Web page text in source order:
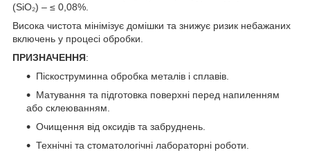
(SiO₂) – ≤ 0,08%.
Висока чистота мінімізує домішки та знижує ризик небажаних
включень у процесі обробки.
ПРИЗНАЧЕННЯ:
Піскоструминна обробка металів і сплавів.
Матування та підготовка поверхні перед напиленням
або склеюванням.
Очищення від оксидів та забруднень.
Технічні та стоматологічні лабораторні роботи.